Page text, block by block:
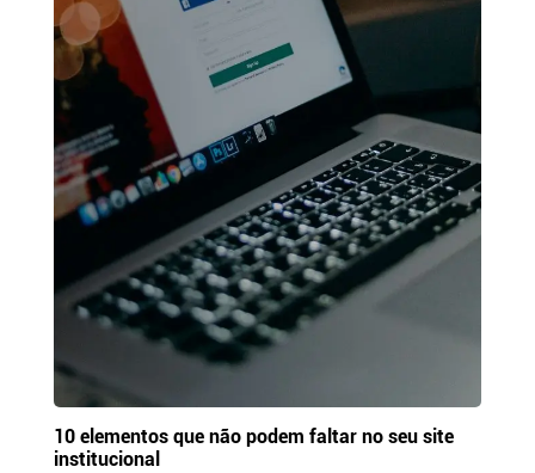
10 elementos que não podem faltar no seu site
institucional